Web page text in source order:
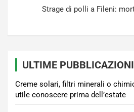
Strage di polli a Fileni:
ULTIME PUBBLICAZIONI
Creme solari, filtri minerali o
utile conoscere prima dell’estate